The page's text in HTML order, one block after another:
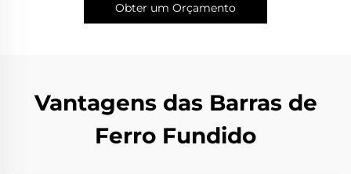
Obter um Orçamento
Vantagens das Barras de
Ferro Fundido